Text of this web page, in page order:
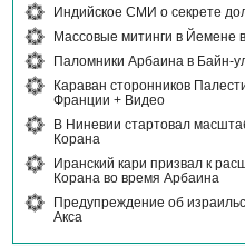
Индийское СМИ о секрете
Массовые митинги в Йемене
Паломники Арбаина в Байн-
Караван сторонников
Франции + Видео
В Ниневии стартовал
Корана
Иранский кари призвал к
Корана во время Арбаина
Предупреждение об
Акса